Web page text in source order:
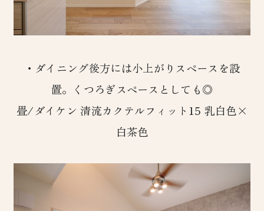
・ダイニング後方には小上がりスペースを設
置。くつろぎスペースとしても◎
畳/ダイケン 清流カクテルフィット15 乳白色×
白茶色